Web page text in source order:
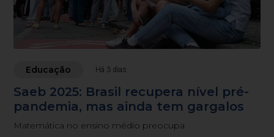
Educação Há 3 dias
Saeb 2025: Brasil recupera nível pré-
pandemia, mas ainda tem gargalos
Matemática no ensino médio preocupa